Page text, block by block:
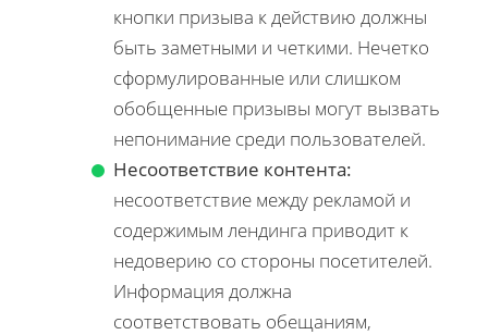
кнопки призыва к действию должны
быть заметными и четкими. Нечетко
сформулированные или слишком
обобщенные призывы могут вызвать
непонимание среди пользователей.
Несоответствие контента:
несоответствие между рекламой и
содержимым лендинга приводит к
недоверию со стороны посетителей.
Информация должна
соответствовать обещаниям,